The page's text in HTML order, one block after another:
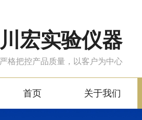
川宏实验仪器
严格把控产品质量，以客户为中心
首页 关于我们